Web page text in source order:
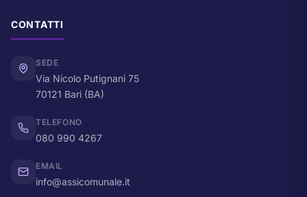
CONTATTI
SEDE
Via Nicolo Putignani 75
70121 Bari (BA)
TELEFONO
080 990 4267
EMAIL
info@assicomunale.it